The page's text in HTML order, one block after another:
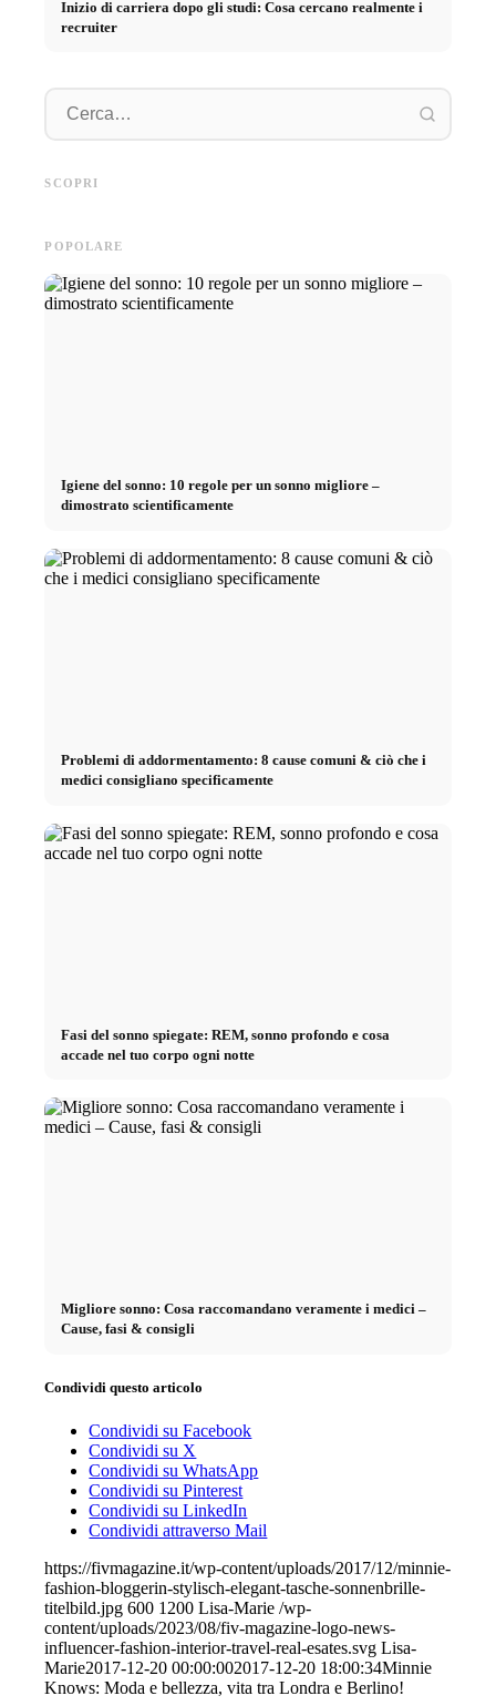
Inizio di carriera dopo gli studi: Cosa cercano realmente i
recruiter
SCOPRI
diretto verso la carriera
POPOLARE
Igiene del sonno: 10 regole per un sonno migliore –
dimostrato scientificamente
Problemi di addormentamento: 8 cause comuni & ciò che i
medici consigliano specificamente
Fasi del sonno spiegate: REM, sonno profondo e cosa
accade nel tuo corpo ogni notte
Migliore sonno: Cosa raccomandano veramente i medici –
Cause, fasi & consigli
Condividi questo articolo
Condividi su Facebook
Condividi su X
Condividi su WhatsApp
Condividi su Pinterest
Condividi su LinkedIn
Condividi attraverso Mail
https://fivmagazine.it/wp-content/uploads/2017/12/minnie-
fashion-bloggerin-stylisch-elegant-tasche-sonnenbrille-
titelbild.jpg 600 1200 Lisa-Marie /wp-
content/uploads/2023/08/fiv-magazine-logo-news-
influencer-fashion-interior-travel-real-esates.svg Lisa-
Marie2017-12-20 00:00:002017-12-20 18:00:34Minnie
Knows: Moda e bellezza, vita tra Londra e Berlino!